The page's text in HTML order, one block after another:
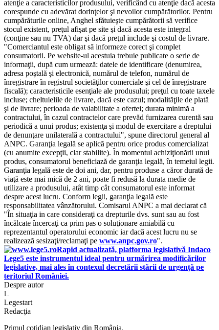
atenţie a caracteristicilor produsului, verificând cu atenţie dacă acesta
corespunde cu adevărat dorinţelor şi nevoilor cumpărătorilor. Pentru
cumpărăturile online, Anghel sfătuieşte cumpărătorii să verifice
stocul existent, preţul afişat pe site şi dacă acesta este integral
(conţine sau nu TVA) dar şi dacă preţul include şi costul de livrare.
"Comerciantul este obligat să informeze corect şi complet
consumatorii. Pe website-ul acestuia trebuie publicate o serie de
informaţii, după cum urmează: datele de identificare (denumirea,
adresa poştală şi electronică, numărul de telefon, numărul de
înregistrare în registrul societăţilor comerciale şi cel de înregistrare
fiscală); caracteristicile esenţiale ale produsului; preţul cu toate taxele
incluse; cheltuielile de livrare, dacă este cazul; modalităţile de plată
şi de livrare; perioada de valabilitate a ofertei; durata minimă a
contractului, în cazul contractelor care prevăd furnizarea curentă sau
periodică a unui produs; existenţa şi modul de exercitare a dreptului
de denunţare unilaterală a contractului", spune directorul general al
ANPC. Garanţia legală se aplică pentru orice produs comercializat
(cu anumite excepţii, clar stabilite). În momentul achiziţionării unui
produs, consumatorul beneficiază de garanţia legală, în temeiul legii.
Garanţia legală este de doi ani, dar, pentru produse a căror durată de
viaţă este mai mică de 2 ani, poate fi redusă la durata medie de
utilizare a produsului, atât timp cât consumatorul este informat
despre acest lucru. Conform legii, garanţia legală este
responsabilitatea vânzătorului. Comisarul ANPC a mai declarat că
"În situaţia in care consideraţi ca drepturile dvs. sunt sau au fost
încălcate încercaţi ca prim pas o soluţionare amiabilă cu
reprezentantul operatorului economic iar dacă acest lucru nu se
realizează sesizaţi/reclamaţi pe www.anpc.gov.ro".
Rapid actualizată, platforma legislativă Indaco
Lege5 este instrumentul ideal pentru urmărirea modificărilor
legislative, mai ales în contexul decretării stării de urgență pe
teritoriul României.
Despre autor
L
Legestart
Redacţia
Primul cotidian legislativ din România.